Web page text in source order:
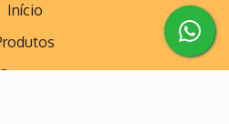
Início